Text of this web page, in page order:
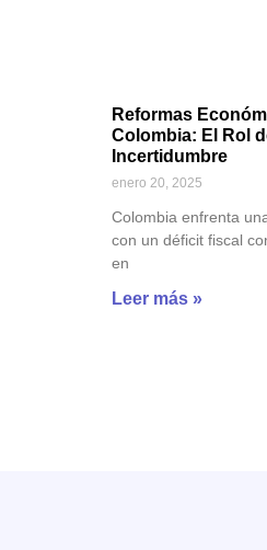
Reformas
Colombia: El Rol
Incertidumbre
enero 20, 2025
Colombia enfrenta
con un déficit fiscal
en
Leer más »